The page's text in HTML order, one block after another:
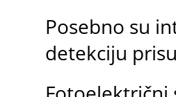
Posebno su
detekciju